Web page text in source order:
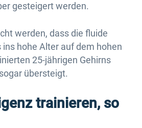
gesteigert werden.
werden, dass die fluide
hohe Alter auf dem hohen
25-jährigen Gehirns
übersteigt.
trainieren, so